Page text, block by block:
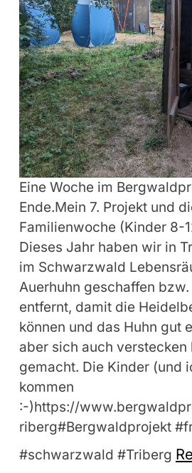
Eine Woche im
Ende.Mein 7. Projekt und
Familienwoche (Kinder 8-
Dieses Jahr haben wir in
im Schwarzwald
Auerhuhn geschaffen
entfernt, damit die
können und das Huhn gut
aber sich auch verstecken
gemacht. Die Kinder (und
kommen
:-)https://
riberg#Bergwaldprojekt
#schwarzwald #Triberg